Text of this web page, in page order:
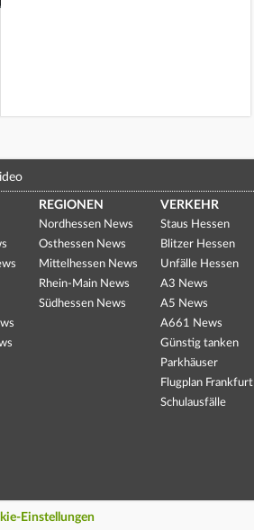
REGIONEN
Nordhessen News
Osthessen News
Mittelhessen News
Rhein-Main News
Südhessen News
VERKEHR
Staus Hessen
Blitzer Hessen
Unfälle Hessen
A3 News
A5 News
A661 News
Günstig tanken
Parkhäuser
Flugplan Frankfurt
Schulausfälle
Einstellungen